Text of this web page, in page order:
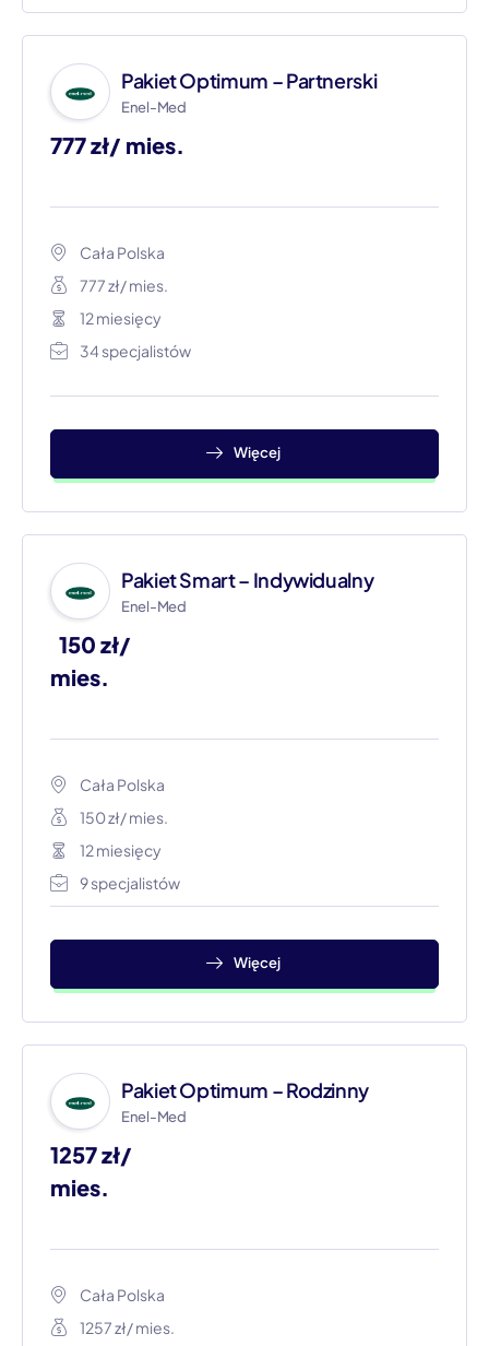
Pakiet Optimum – Partnerski
Enel-Med
777 zł/ mies.
Cała Polska
777 zł/ mies.
12 miesięcy
34 specjalistów
Więcej
Pakiet Smart – Indywidualny
Enel-Med
150 zł/
mies.
Cała Polska
150 zł/ mies.
12 miesięcy
9 specjalistów
Więcej
Pakiet Optimum – Rodzinny
Enel-Med
1257 zł/
mies.
Cała Polska
1257 zł/ mies.